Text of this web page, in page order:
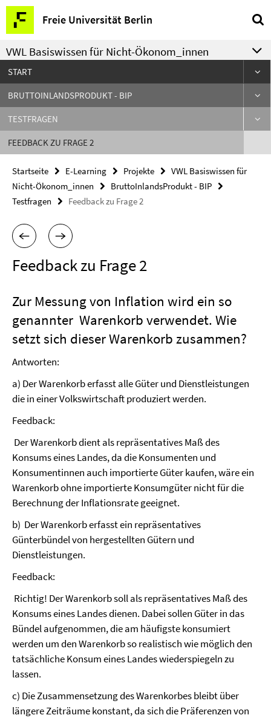
Springe
direkt
zu
Inhalt
Freie Universität Berlin
Service-
Navigation
VWL Basiswissen für Nicht-Ökonom_innen
START
BRUTTOINLANDSPRODUKT - BIP
TESTFRAGEN
FEEDBACK ZU FRAGE 2
Startseite E-Learning Projekte
VWL Basiswissen für
Nicht-Ökonom_innen
BruttoInlandsProdukt - BIP
Testfragen
Feedback zu Frage 2
Feedback zu Frage 2
Zur Messung von Inflation wird ein so
genannter Warenkorb verwendet. Wie
setzt sich dieser Warenkorb zusammen?
Antworten:
a) Der Warenkorb erfasst alle Güter und Dienstleistungen
die in einer Volkswirtschaft produziert werden.
Feedback:
Der Warenkorb dient als repräsentatives Maß des
Konsums eines Landes, da die Konsumenten und
Konsumentinnen auch importierte Güter kaufen, wäre ein
Warenkorb ohne importierte Konsumgüter nicht für die
Berechnung der Inflationsrate geeignet.
b) Der Warenkorb erfasst ein repräsentatives
Günterbündel von hergestellten Gütern und
Dienstleistungen.
Feedback:
Richtig! Der Warenkorb soll als repräsentatives Maß des
Konsums eines Landes dienen. Dabei sollen Güter in das
Bündel aufgenommen, die am häufigste konsumiert
werden um den Warenkorb so realistisch wie möglich den
tatsächliche Konsum eines Landes wiederspiegeln zu
lassen.
c) Die Zusammensetzung des Warenkorbes bleibt über
längere Zeiträume konstant, da sich die Präferenzen von